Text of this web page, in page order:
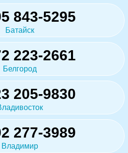
843-5295
Батайск
223-2661
Белгород
205-9830
277-3989
Владимир